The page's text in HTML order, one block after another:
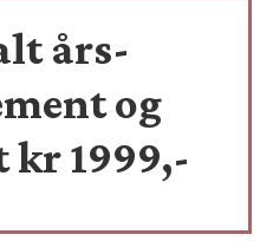
års-
og
kr 1999,-